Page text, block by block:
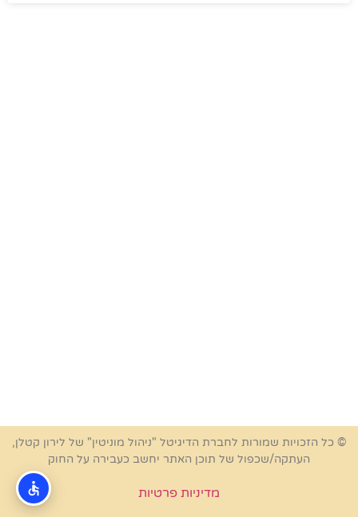
© כל הזכויות שמורות לחברת הדיגיטל "ניהול מוניטין" של לירון קטלן,
העתקה/שכפול של תוכן האתר יחשב כעבירה על החוק
מדיניות פרטיות